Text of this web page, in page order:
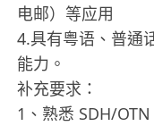
电邮）等应用
4.具有粤语、普通
能力。
补充要求：
1、熟悉 SDH/